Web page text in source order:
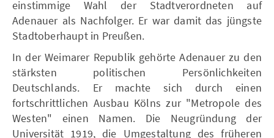
einstimmige Wahl der Stadtverordneten auf
Adenauer als Nachfolger. Er war damit das jüngste
Stadtoberhaupt in Preußen.
In der Weimarer Republik gehörte Adenauer zu den
stärksten politischen Persönlichkeiten
Deutschlands. Er machte sich durch einen
fortschrittlichen Ausbau Kölns zur "Metropole des
Westen" einen Namen. Die Neugründung der
Universität 1919, die Umgestaltung des früheren